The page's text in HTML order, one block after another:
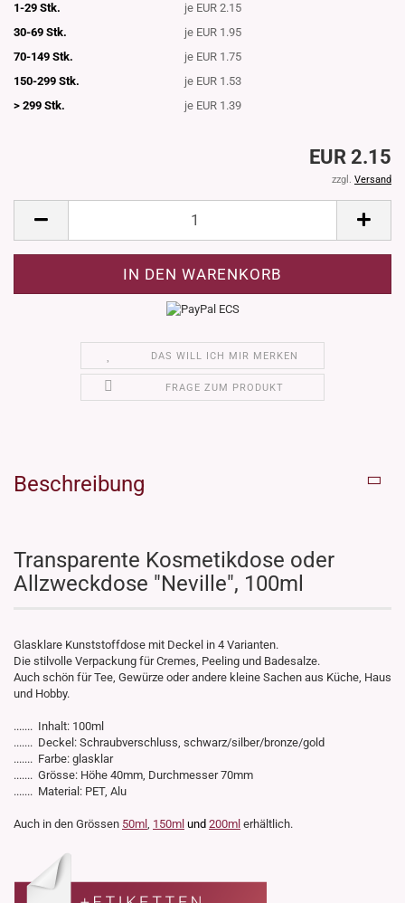
1-29 Stk.
je EUR 2.15
30-69 Stk.
je EUR 1.95
70-149 Stk.
je EUR 1.75
150-299 Stk.
je EUR 1.53
> 299 Stk.
je EUR 1.39
EUR 2.15
zzgl. Versand
DAS WILL ICH MIR MERKEN
FRAGE ZUM PRODUKT
Beschreibung
Transparente Kosmetikdose oder
Allzweckdose "Neville", 100ml
Glasklare Kunststoffdose mit Deckel in 4 Varianten.
Die stilvolle Verpackung für Cremes, Peeling und Badesalze.
Auch schön für Tee, Gewürze oder andere kleine Sachen aus Küche, Haus
und Hobby.
....... Inhalt: 100ml
....... Deckel: Schraubverschluss, schwarz/silber/bronze/gold
....... Farbe: glasklar
....... Grösse: Höhe 40mm, Durchmesser 70mm
....... Material: PET, Alu
Auch in den Grössen 50ml , 150ml und 200ml erhältlich.